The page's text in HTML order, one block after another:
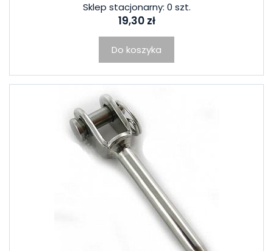
Sklep stacjonarny: 0 szt.
19,30 zł
Do koszyka